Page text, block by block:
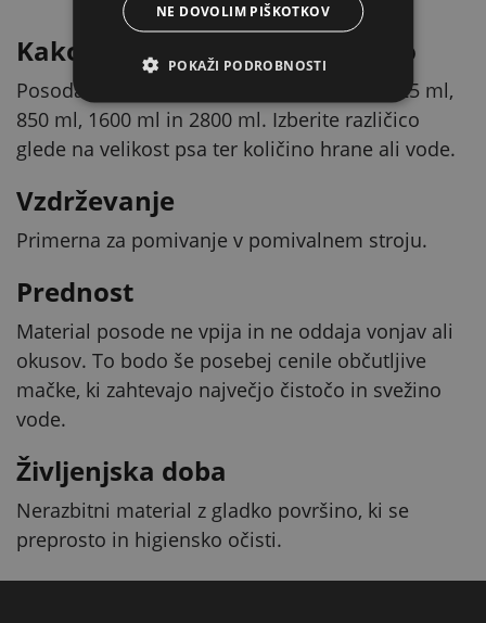
Kako izbrati pravo prostornino
Posoda je na voljo v štirih prostorninah: 425 ml,
850 ml, 1600 ml in 2800 ml. Izberite različico
glede na velikost psa ter količino hrane ali vode.
Vzdrževanje
Primerna za pomivanje v pomivalnem stroju.
Prednost
Material posode ne vpija in ne oddaja vonjav ali
okusov. To bodo še posebej cenile občutljive
mačke, ki zahtevajo največjo čistočo in svežino
vode.
Življenjska doba
Nerazbitni material z gladko površino, ki se
preprosto in higiensko očisti.
NE DOVOLIM PIŠKOTKOV
POKAŽI PODROBNOSTI